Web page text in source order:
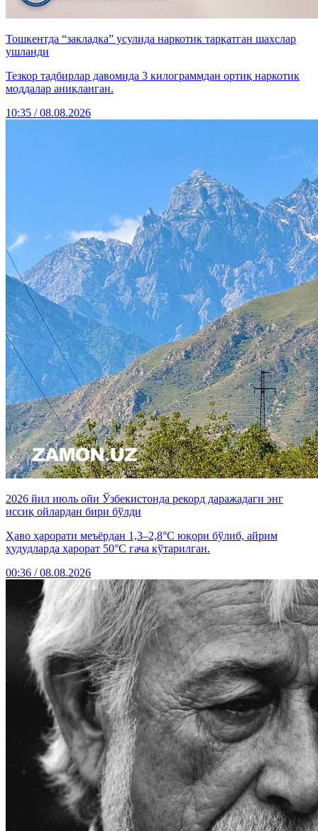
Тошкентда “закладка” усулида наркотик тарқатган шахслар
ушланди
Тезкор тадбирлар давомида 3 килограммдан ортиқ наркотик
моддалар аниқланган.
10:35 / 08.08.2026
2026 йил июль ойи Ўзбекистонда рекорд даражадаги энг
иссиқ ойлардан бири бўлди
Ҳаво ҳарорати меъёрдан 1,3–2,8°C юқори бўлиб, айрим
ҳудудларда ҳарорат 50°C гача кўтарилган.
00:36 / 08.08.2026